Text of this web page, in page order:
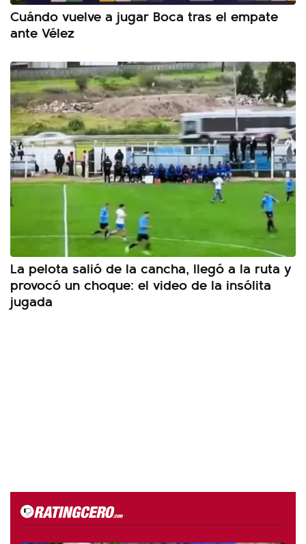
Cuándo vuelve a jugar Boca tras el empate
ante Vélez
La pelota salió de la cancha, llegó a la ruta y
provocó un choque: el video de la insólita
jugada